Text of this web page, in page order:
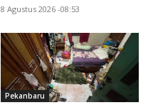
8 Agustus 2026 -08:53
Pekanbaru